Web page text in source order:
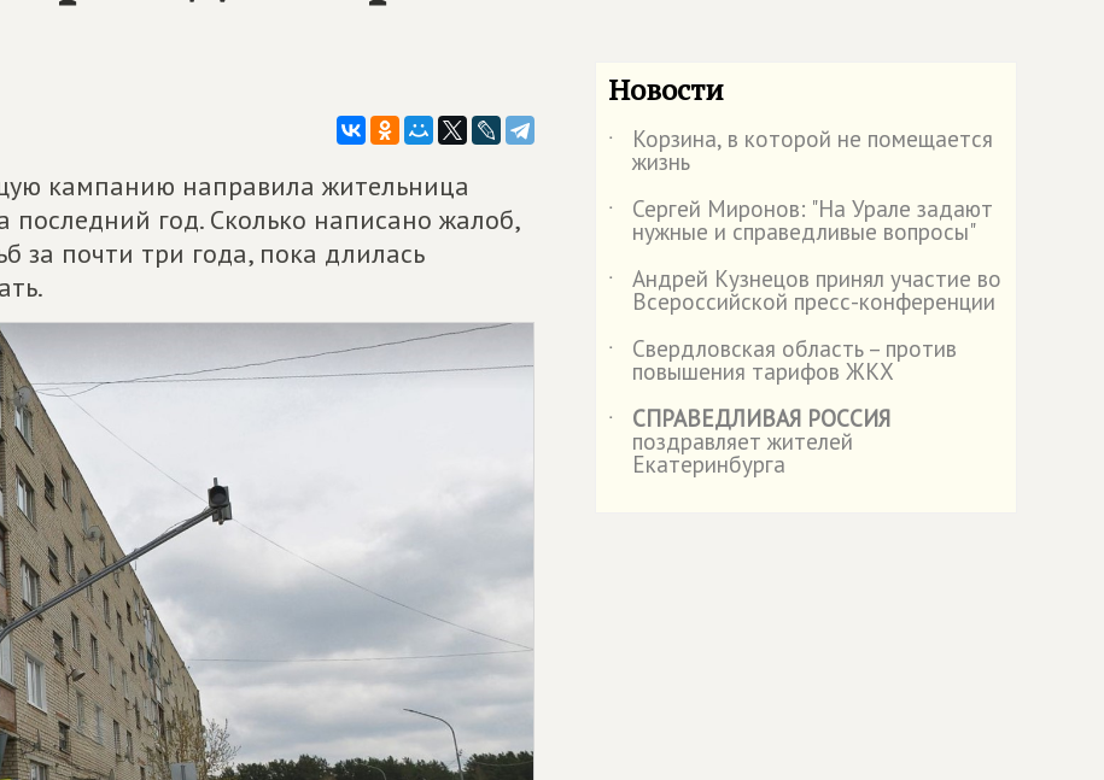
кампанию направила жительница
последний год. Сколько написано жалоб,
за почти три года, пока длилась
Новости
˙ Корзина, в которой не помещается
жизнь
˙
Сергей Миронов: "На Урале задают
нужные и справедливые вопросы"
˙
Андрей Кузнецов принял участие во
Всероссийской пресс-конференции
˙
Свердловская область – против
повышения тарифов ЖКХ
˙
СПРАВЕДЛИВАЯ РОССИЯ
поздравляет жителей
Екатеринбурга